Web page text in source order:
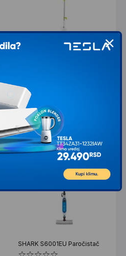
Paročistač 1500W JC-220S Iskra -
paročistač uz koji ćete jednostavno
održavati svoj dom u besprekornom
stanju.
6.549 00RSD
SHARK S6001EU Paročistač